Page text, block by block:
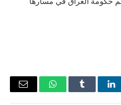
لينكدإن Tumblr واتسابالبريد